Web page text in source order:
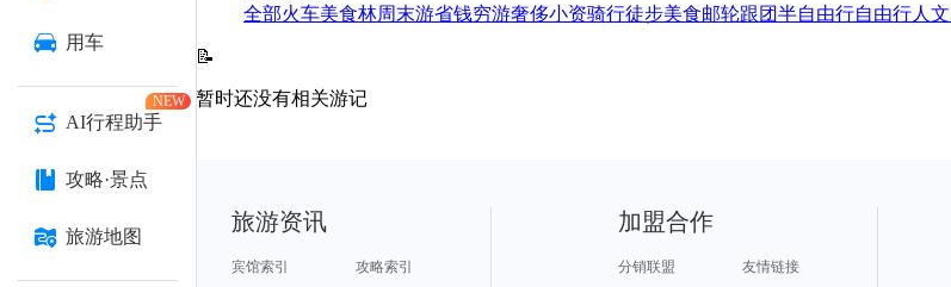
用车
AI行程助手
NEW
攻略·景点
旅游地图
全部火车美食林周末游省钱穷游奢侈小资骑行徒步美食邮轮跟团半自由行自由行人文
📝
暂时还没有相关游记
旅游资讯
宾馆索引
攻略索引
加盟合作
分销联盟
友情链接